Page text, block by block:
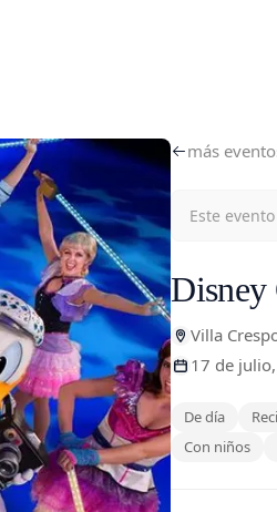
más
Este
Disney
Villa
17 de
De día
Con niños